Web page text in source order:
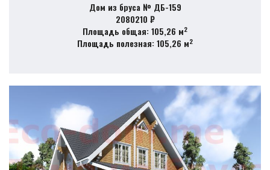
Дом из бруса № ДБ-159
2080210 ₽
Площадь общая: 105,26 м2
Площадь полезная: 105,26 м2